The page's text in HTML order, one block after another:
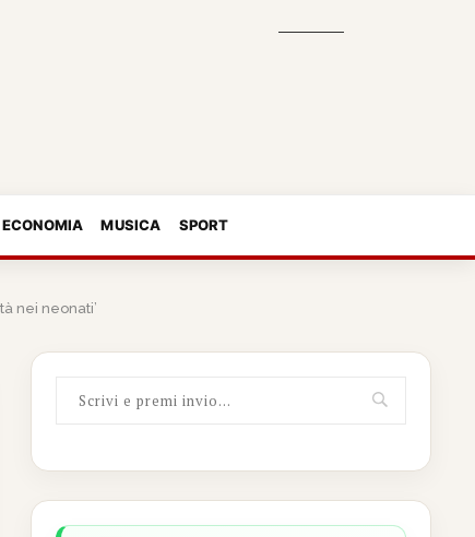
ECONOMIA MUSICA SPORT
nei neonati’